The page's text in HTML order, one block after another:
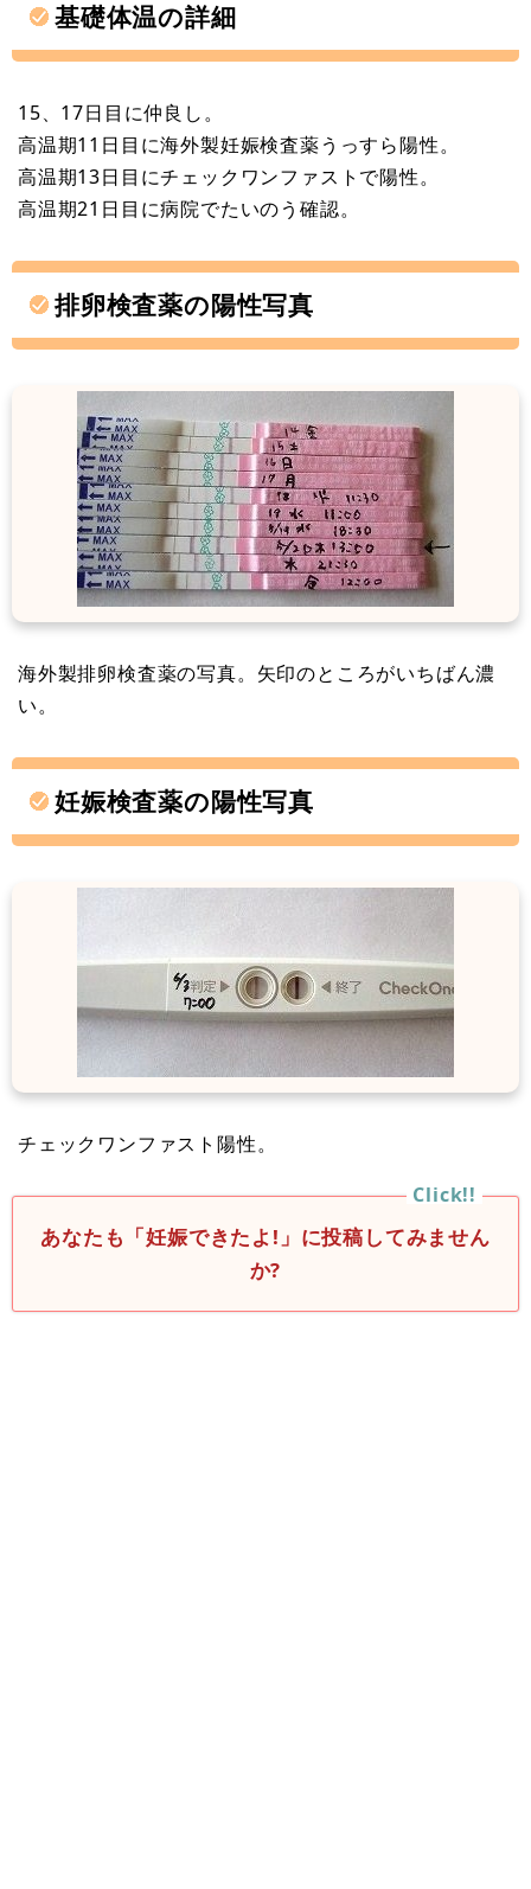
基礎体温の詳細
15、17日目に仲良し。
高温期11日目に海外製妊娠検査薬うっすら陽性。
高温期13日目にチェックワンファストで陽性。
高温期21日目に病院でたいのう確認。
排卵検査薬の陽性写真
海外製排卵検査薬の写真。矢印のところがいちばん濃
い。
妊娠検査薬の陽性写真
チェックワンファスト陽性。
あなたも「妊娠できたよ!」に投稿してみません
か?